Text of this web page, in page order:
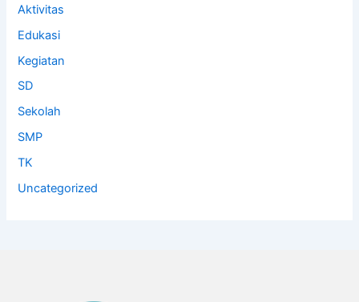
Aktivitas
Edukasi
Kegiatan
SD
Sekolah
SMP
TK
Uncategorized